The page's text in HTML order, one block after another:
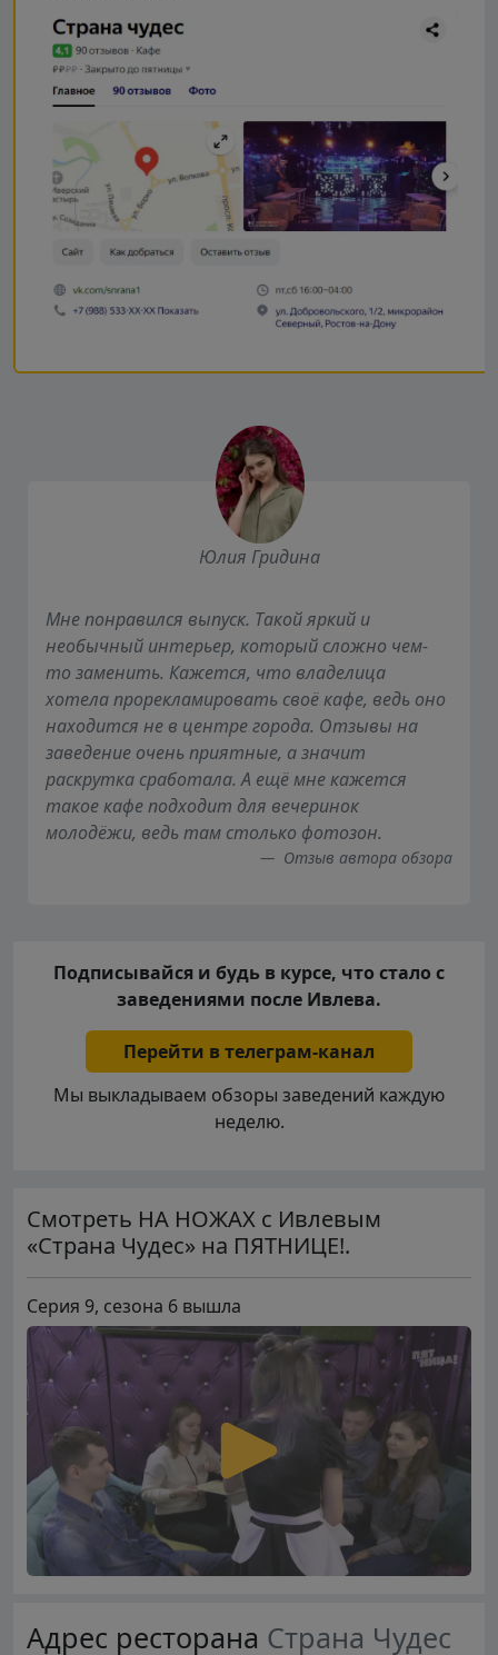
Юлия Гридина
Мне понравился выпуск. Такой яркий и
необычный интерьер, который сложно чем-
то заменить. Кажется, что владелица
хотела прорекламировать своё кафе, ведь оно
находится не в центре города. Отзывы на
заведение очень приятные, а значит
раскрутка сработала. А ещё мне кажется
такое кафе подходит для вечеринок
молодёжи, ведь там столько фотозон.
Отзыв автора обзора
Подписывайся и будь в курсе, что стало с
заведениями после Ивлева.
Перейти в телеграм-канал
Мы выкладываем обзоры заведений каждую
неделю.
Смотреть НА НОЖАХ с Ивлевым
«Страна Чудес» на ПЯТНИЦЕ!.
Серия 9, сезона 6 вышла
Адрес ресторана Страна Чудес